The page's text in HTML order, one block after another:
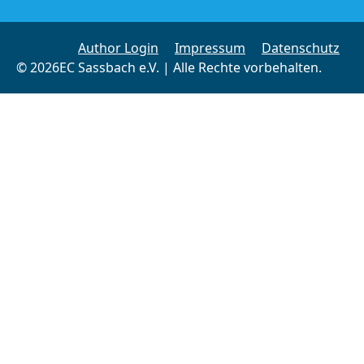
© 2026EC Sassbach e.V. | Alle Rechte vorbehalten.
Author Login Impressum Datenschutz